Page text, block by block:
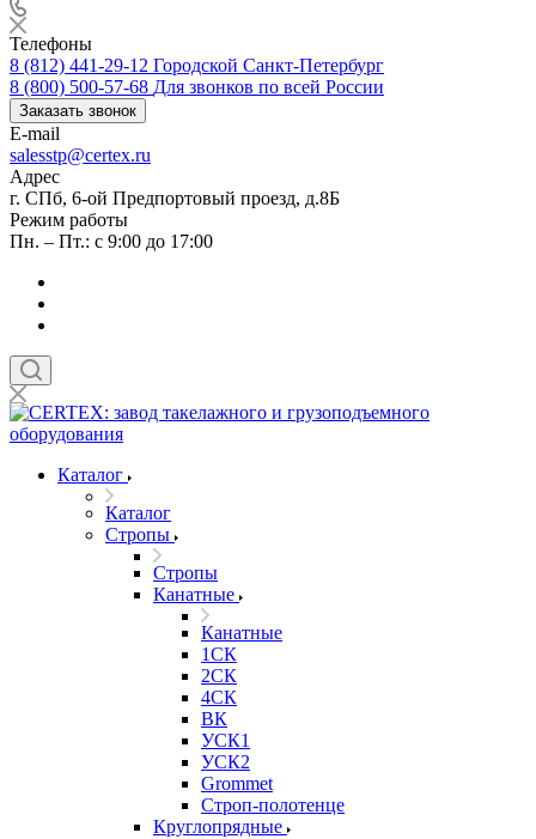
Телефоны
8 (812) 441-29-12 Городской Санкт-Петербург
8 (800) 500-57-68 Для звонков по всей России
Заказать звонок
E-mail
salesstp@certex.ru
Адрес
г. СПб, 6-ой Предпортовый проезд, д.8Б
Режим работы
Пн. – Пт.: с 9:00 до 17:00
Каталог
Каталог
Стропы
Стропы
Канатные
Канатные
1СК
2СК
4СК
ВК
УСК1
УСК2
Grommet
Строп-полотенце
Круглопрядные